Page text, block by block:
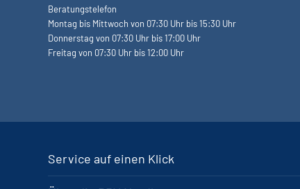
Beratungstelefon
Montag bis Mittwoch von 07:30 Uhr bis 15:30 Uhr
Donnerstag von 07:30 Uhr bis 17:00 Uhr
Freitag von 07:30 Uhr bis 12:00 Uhr
Service auf einen Klick